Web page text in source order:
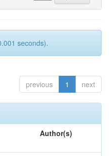
seconds).
previous 1 next
Author(s)